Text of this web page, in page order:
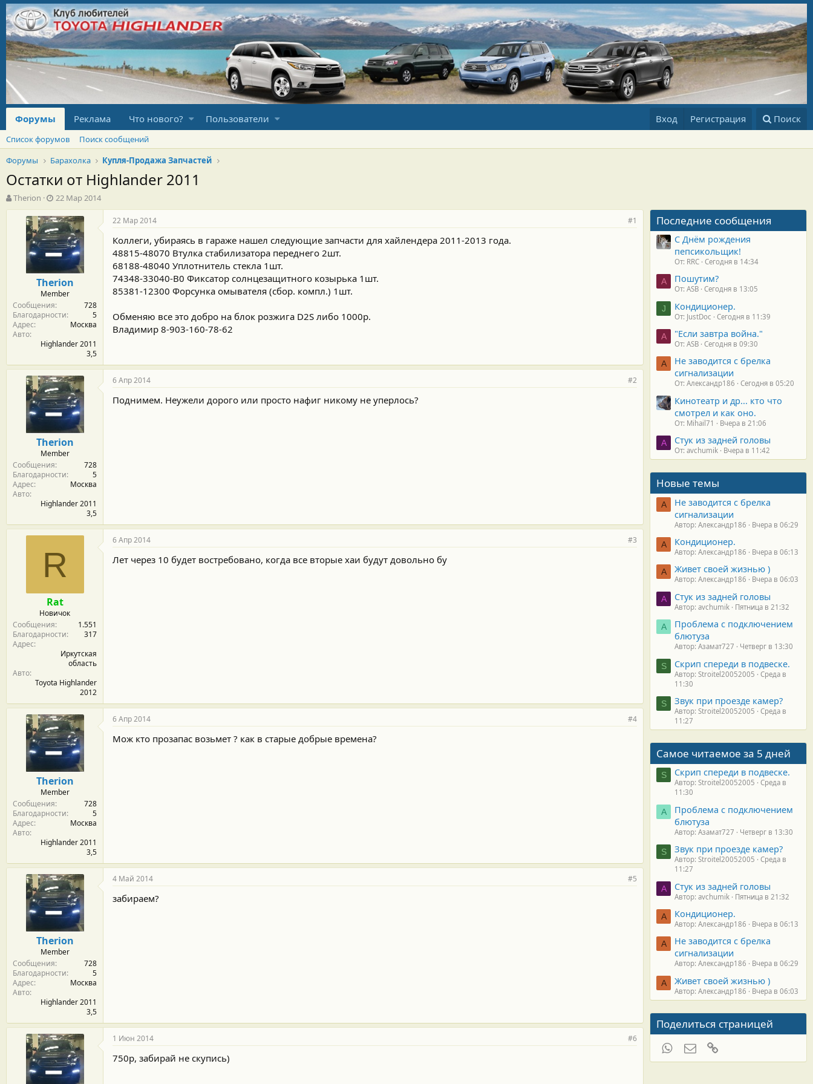
Форумы Реклама Что нового? Пользователи Вход Регистрация Поиск
Список форумов
Поиск сообщений
Форумы
Барахолка Купля-Продажа Запчастей
Остатки от Highlander 2011
А
в
Therion
Д
а
т
а
н
а
ч
а
л
а
22 Мар 2014
Therion
Member
Сообщения
728
Благодарности
5
Адрес
Москва
Авто
Highlander 2011
3,5
22 Мар 2014 #1
Коллеги, убираясь в гараже нашел следующие запчасти для хайлендера 2011-2013 года.
48815-48070 Втулка стабилизатора переднего 2шт.
68188-48040 Уплотнитель стекла 1шт.
74348-33040-B0 Фиксатор солнцезащитного козырька 1шт.
85381-12300 Форсунка омывателя (сбор. компл.) 1шт.
Обменяю все это добро на блок розжига D2S либо 1000р.
Владимир 8-903-160-78-62
Therion
Member
Сообщения
728
Благодарности
5
Адрес
Москва
Авто
Highlander 2011
3,5
6 Апр 2014 #2
Поднимем. Неужели дорого или просто нафиг никому не уперлось?
R
Rat
Новичок
Сообщения
1.551
Благодарности
317
Адрес
Иркутская
область
Авто
Toyota Highlander
2012
6 Апр 2014 #3
Лет через 10 будет востребовано, когда все вторые хаи будут довольно бу
Therion
Member
Сообщения
728
Благодарности
5
Адрес
Москва
Авто
Highlander 2011
3,5
6 Апр 2014 #4
Мож кто прозапас возьмет ? как в старые добрые времена?
Therion
Member
Сообщения
728
Благодарности
5
Адрес
Москва
Авто
Highlander 2011
3,5
4 Май 2014 #5
забираем?
1 Июн 2014 #6
750р, забирай не скупись)
Последние сообщения
С Днём рождения
пепсикольщик!
От: RRC Сегодня в 14:34
A Пошутим?
От: ASB Сегодня в 13:05
J Кондиционер.
От: JustDoc Сегодня в 11:39
A "Если завтра война."
От: ASB Сегодня в 09:30
А
Не заводится с брелка
сигнализации
От: Александр186 Сегодня в 05:20
Кинотеатр и др... кто что
смотрел и как оно.
От: Mihail71 Вчера в 21:06
A Стук из задней головы
От: avchumik Вчера в 11:42
Новые темы
А
Не заводится с брелка
сигнализации
Автор: Александр186 Вчера в 06:29
А Кондиционер.
Автор: Александр186 Вчера в 06:13
А Живет своей жизнью )
Автор: Александр186 Вчера в 06:03
A Стук из задней головы
Автор: avchumik Пятница в 21:32
А
Проблема с подключением
блютуза
Автор: Азамат727 Четверг в 13:30
S Скрип спереди в подвеске.
Автор: Stroitel20052005
Среда в
11:30
S Звук при проезде камер?
Автор: Stroitel20052005
Среда в
11:27
Самое читаемое за 5 дней
S Скрип спереди в подвеске.
Автор: Stroitel20052005
Среда в
11:30
А
Проблема с подключением
блютуза
Автор: Азамат727 Четверг в 13:30
S Звук при проезде камер?
Автор: Stroitel20052005
Среда в
11:27
A Стук из задней головы
Автор: avchumik Пятница в 21:32
А Кондиционер.
Автор: Александр186 Вчера в 06:13
А
Не заводится с брелка
сигнализации
Автор: Александр186 Вчера в 06:29
А Живет своей жизнью )
Автор: Александр186 Вчера в 06:03
Поделиться страницей
WhatsAppЭлектронная почта